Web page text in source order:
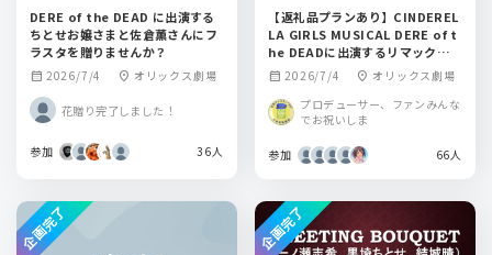
DERE of the DEAD に出演する
ちとせお嬢さまと佐倉薫さんにフ
ラスタを贈りませんか？
calendar_month 2026/7/4 location_on オリックス劇場
花贈り完了しました！
参加 36人
【返礼品プランあり】CINDEREL
LA GIRLS MUSICAL DERE of t
he DEADに出演するリマックス3
人組にお花を贈りませんか？
calendar_month 2026/7/4 location_on オリックス劇場
プロデューサー、ファンみんな
でお祝いしま
参加 66人
企画完了 企画完了